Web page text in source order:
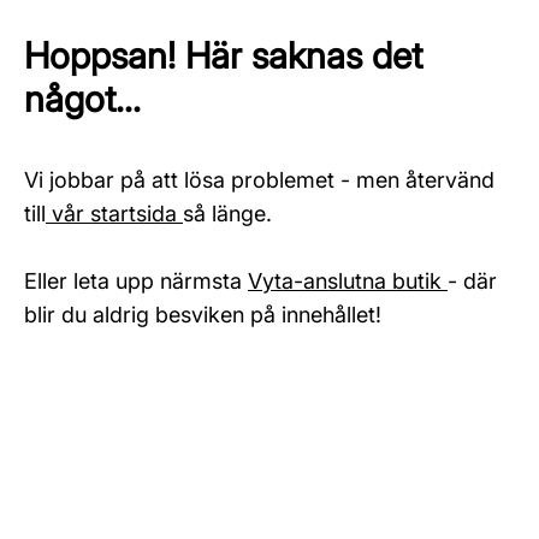
Hoppsan! Här saknas det
något...
Vi jobbar på att lösa problemet - men återvänd
till vår startsida så länge.
Eller leta upp närmsta Vyta-anslutna butik - där
blir du aldrig besviken på innehållet!